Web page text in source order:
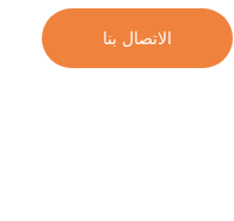
الاتصال بنا